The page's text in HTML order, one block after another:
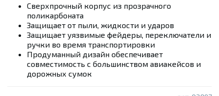
Сверхпрочный корпус из прозрачного
поликарбоната
Защищает от пыли, жидкости и ударов
Защищает уязвимые фейдеры, переключатели и
ручки во время транспортировки
Продуманный дизайн обеспечивает
совместимость с большинством авиакейсов и
дорожных сумок